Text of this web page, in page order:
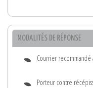
MODALITÉS DE RÉPONSE
Courrier
Porteur contre